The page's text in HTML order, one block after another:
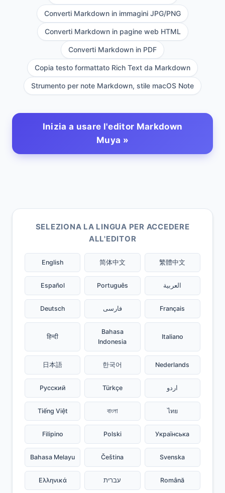
Converti Markdown in immagini JPG/PNG
Converti Markdown in pagine web HTML
Converti Markdown in PDF
Copia testo formattato Rich Text da Markdown
Strumento per note Markdown, stile macOS Note
Inizia a usare l'editor Markdown
Muya »
SELEZIONA LA LINGUA PER ACCEDERE
ALL'EDITOR
English 简体中文 繁體中文
Español Português العربية
Deutsch فارسی Français
हिन्दी
Bahasa
Indonesia
Italiano
日本語 한국어 Nederlands
Русский Türkçe اردو
Tiếng Việt বাংলা ไทย
Filipino Polski Українська
Bahasa Melayu Čeština Svenska
Ελληνικά עברית Română